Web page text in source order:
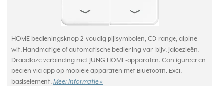
HOME bedieningsknop 2-voudig pijlsymbolen, CD-range, alpine
wit. Handmatige of automatische bediening van bijv. jaloezieën.
Draadloze verbinding met JUNG HOME-apparaten. Configureer en
bedien via app op mobiele apparaten met Bluetooth. Excl.
basiselement. Meer informatie »